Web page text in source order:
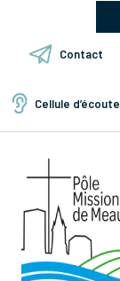
Contact
Cellule d’écoute